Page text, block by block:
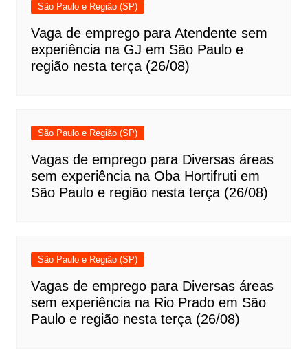
São Paulo e Região (SP)
Vaga de emprego para Atendente sem
experiência na GJ em São Paulo e
região nesta terça (26/08)
São Paulo e Região (SP)
Vagas de emprego para Diversas áreas
sem experiência na Oba Hortifruti em
São Paulo e região nesta terça (26/08)
São Paulo e Região (SP)
Vagas de emprego para Diversas áreas
sem experiência na Rio Prado em São
Paulo e região nesta terça (26/08)